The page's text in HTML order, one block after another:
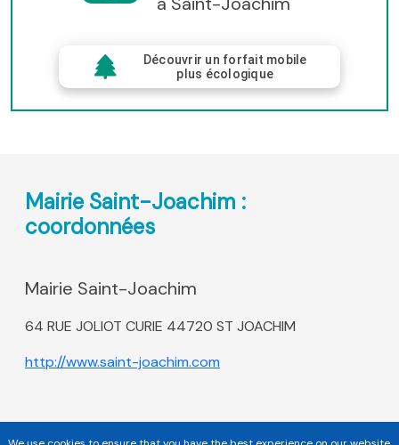
Découvrir un forfait mobile
plus écologique
Mairie Saint-Joachim :
coordonnées
Mairie Saint-Joachim
64 RUE JOLIOT CURIE 44720 ST JOACHIM
http://www.saint-joachim.com